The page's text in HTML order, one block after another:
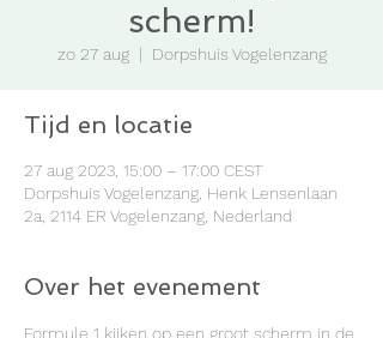
scherm!
zo 27 aug
  |
Dorpshuis Vogelenzang
Tijd en locatie
27 aug 2023, 15:00 – 17:00 CEST
Dorpshuis Vogelenzang, Henk Lensenlaan
2a, 2114 ER Vogelenzang, Nederland
Over het evenement
Formule 1 kijken op een groot scherm in de